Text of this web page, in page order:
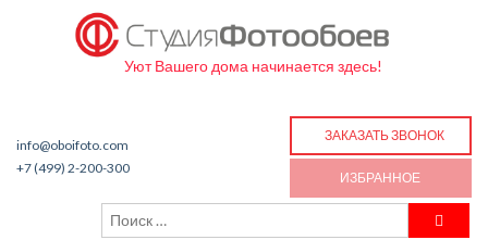
Уют Вашего дома начинается здесь!
info@oboifoto.com
+7 (499) 2-200-300
ЗАКАЗАТЬ ЗВОНОК
ИЗБРАННОЕ